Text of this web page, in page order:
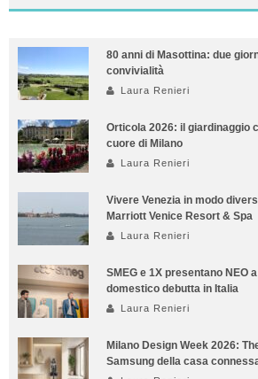
80 anni di Masottina: due
convivialità
Laura Renieri
Orticola 2026: il giardinaggio
cuore di Milano
Laura Renieri
Vivere Venezia in modo
Marriott Venice Resort & Spa
Laura Renieri
SMEG e 1X presentano NEO
domestico debutta in Italia
Laura Renieri
Milano Design Week 2026:
Samsung della casa